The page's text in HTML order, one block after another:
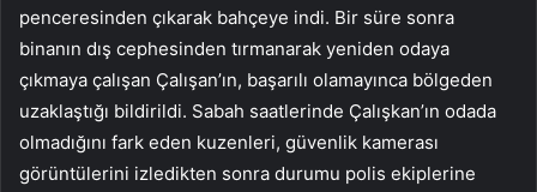
penceresinden çıkarak bahçeye indi. Bir süre sonra
binanın dış cephesinden tırmanarak yeniden odaya
çıkmaya çalışan Çalışan’ın, başarılı olamayınca bölgeden
uzaklaştığı bildirildi. Sabah saatlerinde Çalışkan’ın odada
olmadığını fark eden kuzenleri, güvenlik kamerası
görüntülerini izledikten sonra durumu polis ekiplerine